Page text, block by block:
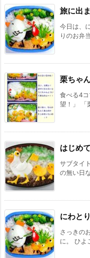
旅に出
今日は、
りのお弁
栗ちゃ
食べる4
望！」 「
はじめ
サブタイ
の無い日
にわと
さっきの
に。 ひよ